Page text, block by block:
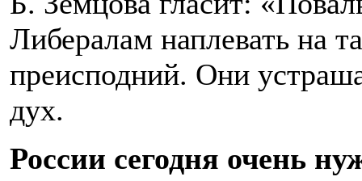
Либералам наплевать на
преисподний. Они
дух.
России сегодня очень